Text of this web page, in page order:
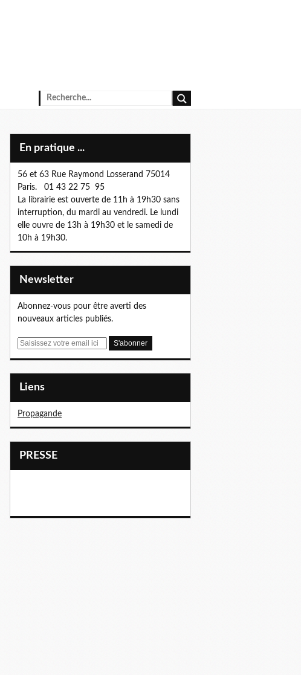
En pratique ...
56 et 63 Rue Raymond Losserand 75014
Paris. 01 43 22 75 95
La librairie est ouverte de 11h à 19h30 sans
interruption, du mardi au vendredi. Le lundi
elle ouvre de 13h à 19h30 et le samedi de
10h à 19h30.
Newsletter
Abonnez-vous pour être averti des
nouveaux articles publiés.
E
Liens
Propagande
PRESSE